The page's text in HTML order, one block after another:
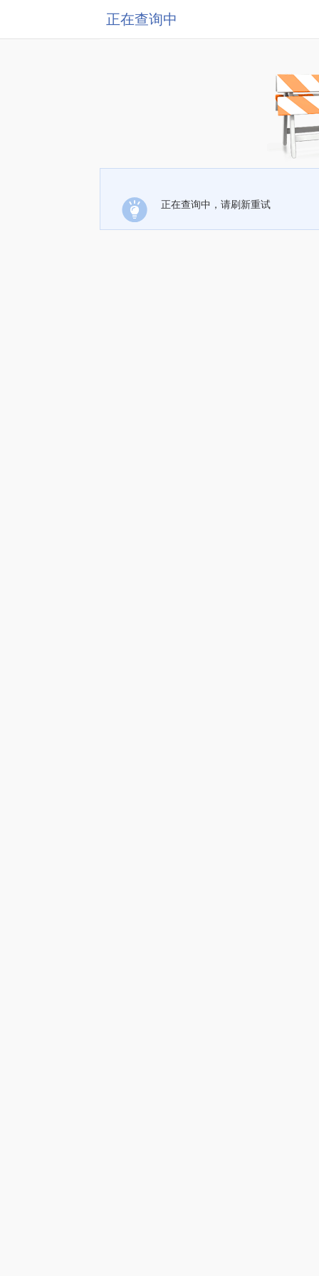
正在查询中
正在查询中，请刷新重试